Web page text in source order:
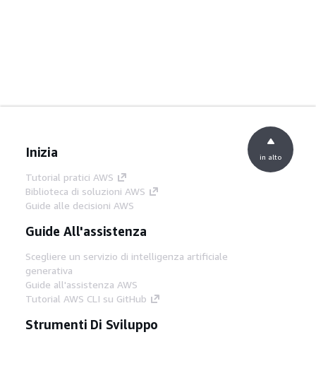
Inizia
Tutorial pratici AWS
Biblioteca di soluzioni AWS
Guide alle decisioni AWS
Guide All'assistenza
Scegliere un servizio di intelligenza artificiale
generativa
Guide all'assistenza AWS
Tutorial AWS CLI su GitHub
Strumenti Di Sviluppo
in alto